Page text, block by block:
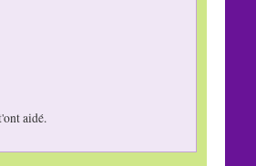
aidé.